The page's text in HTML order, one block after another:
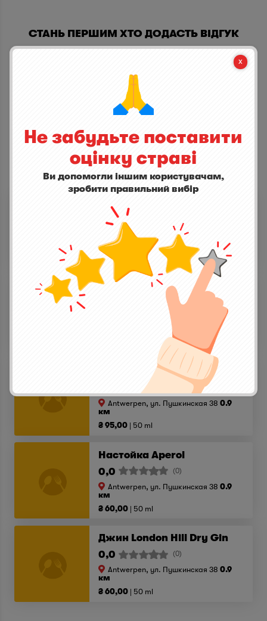
СТАНЬ ПЕРШИМ ХТО ДОДАСТЬ ВІДГУК
ІНШІ СТРАВИ
Віскі Islay Mist Original
5,0
Antwerpen, ул. Пушкинская 38
км
₴ 69,00
50 ml
Коньяк Jean Fillioux COQ
(0)
Antwerpen, ул. Пушкинская 38
0.9
Віскі Jack Daniels
Antwerpen, ул. Пушкинская 380.9
км
₴ 95,00
50 ml
Настойка Aperol
0,0
(0)
Antwerpen, ул. Пушкинская 380.9
км
₴ 60,00
50 ml
Джин London Hill Dry Gin
0,0
(0)
Antwerpen, ул. Пушкинская 380.9
км
₴ 60,00
50 ml
Не забудьте поставити
оцінку страві
Ви допомогли іншим користувачам,
зробити правильний вибір